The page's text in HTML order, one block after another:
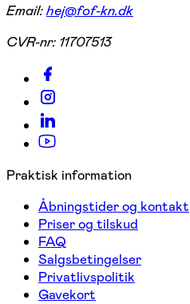
Email:hej@fof-kn.dk
CVR-nr: 11707513
Praktisk information
Åbningstider og kontakt
Priser og tilskud
FAQ
Salgsbetingelser
Privatlivspolitik
Gavekort